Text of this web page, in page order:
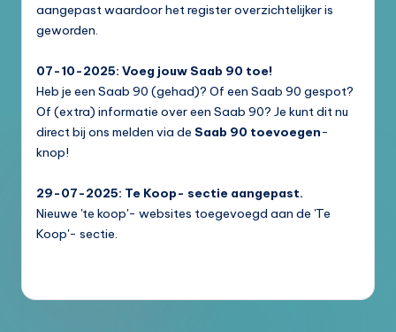
aangepast waardoor het register overzichtelijker is
geworden.
07-10-2025: Voeg jouw Saab 90 toe!
Heb je een Saab 90 (gehad)? Of een Saab 90 gespot?
Of (extra) informatie over een Saab 90? Je kunt dit nu
direct bij ons melden via de Saab 90 toevoegen-
knop!
29-07-2025: Te Koop- sectie aangepast.
Nieuwe 'te koop'- websites toegevoegd aan de 'Te
Koop'- sectie.